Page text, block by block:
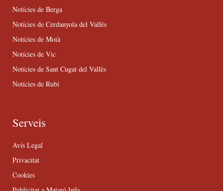
Notícies de Berga
Notícies de Cerdanyola del Vallès
Notícies de Moià
Notícies de Vic
Notícies de Sant Cugat del Vallès
Notícies de Rubí
Serveis
Avís Legal
Privacitat
Cookies